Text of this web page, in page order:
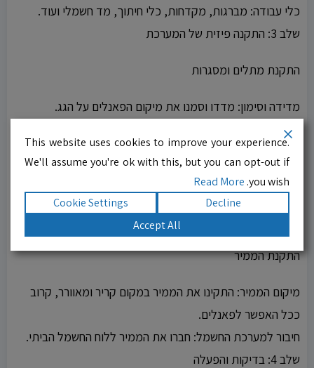
כלי עבודה: מברגות, מקדחות, כלי חיתוך, מד חשמלי ועוד.
שלב 3: התקנה פיזית של המערכת
התקנת מתלים ומסגרות
מדידה וסימון: מדדו וסמנו את מיקום הפאנלים על הגג.
התקנה: התקינו את המתלים והמסגרות בהתאם להנחיות היצרן.
חיבור הפאנלים
חיבור סידרתי או מקבילי: חיבור הפאנלים בהתאם למתח ולזרם
הנדרשים לממיר.
חיבור כבלים: חיבור כבלים מהפאנלים לממיר.
התקנת הממיר
מיקום הממיר: התקינו את הממיר במקום קריר ומאוורר, קרוב
ככל האפשר לפאנלים.
חיבור למערכת החשמל: חברו את הממיר ללוח החשמל הביתי.
שלב 4: בדיקות והפעלה
This website uses cookies to improve your experience.
We'll assume you're ok with this, but you can opt-out if
you wish.
Read More
Decline
Cookie Settings
Accept All